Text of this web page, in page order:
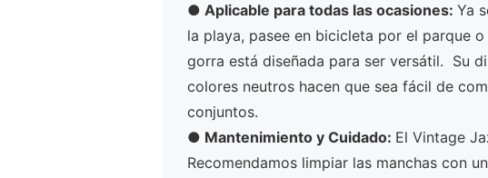
● Aplicable para todas las ocasiones: Ya
la playa, pasee en bicicleta por el parque
gorra está diseñada para ser versátil. Su
colores neutros hacen que sea fácil de
conjuntos.
● Mantenimiento y Cuidado: El Vintage
Recomendamos limpiar las manchas con